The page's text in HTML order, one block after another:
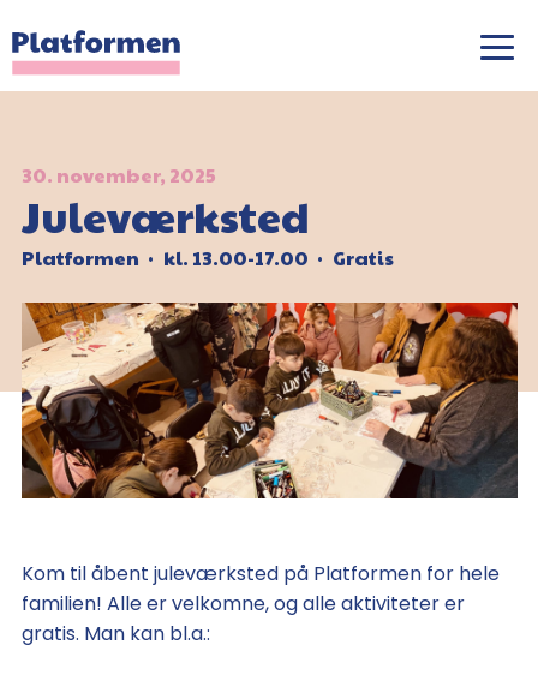
30. november, 2025
Juleværksted
Platformen • kl. 13.00-17.00 • Gratis
Kom til åbent juleværksted på Platformen for hele
familien! Alle er velkomne, og alle aktiviteter er
gratis. Man kan bl.a.: